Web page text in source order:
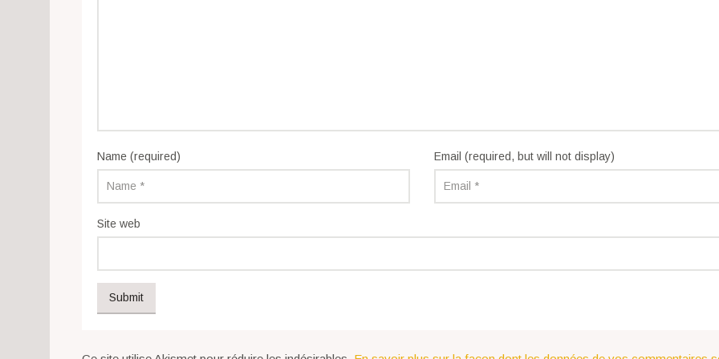
Name (required) Email (required, but will not display)
Site web